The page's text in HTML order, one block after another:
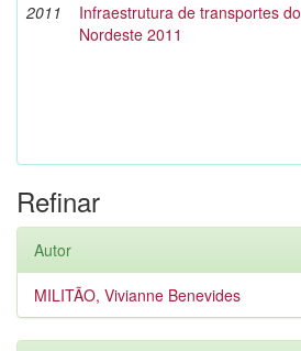
2011
Infraestrutura de transportes do
Nordeste 2011
Refinar
Autor
MILITÃO, Vivianne Benevides